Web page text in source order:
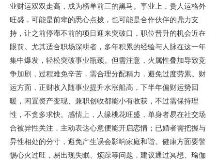
业财运双双走高，成为榜单前三的黑马。事业上，贵人运格外
旺盛，可能是前辈的悉心点拨，也可能是合作伙伴的鼎力支
持，让之前停滞不前的项目迎来突破口，职位晋升的机会近在
眼前。尤其适合职场深耕者，多年积累的经验与人脉在这一年
集中爆发，轻松突破事业瓶颈。但需注意，火属性叠加导致竞
争加剧，过程难免辛苦，需合理分配精力，避免过度劳累。财
运方面，正财收入随事业提升水涨船高，下半年偏财运势回
暖，闲置资产变现、兼职创收都能小有收获，不过需保持理
性，不贪多求快。感情上，人缘桃花旺盛，单身者易在社交场
合被异性关注，主动表达心意便能开启恋情；已婚者需把握与
异性相处的分寸，避免产生误会影响家庭和谐。健康方面要警
惕心火过旺，易出现失眠、烦躁等问题，建议通过冥想、瑜伽